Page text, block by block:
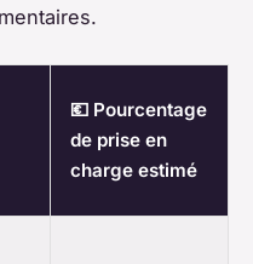
💶 Pourcentage
de prise en
charge estimé